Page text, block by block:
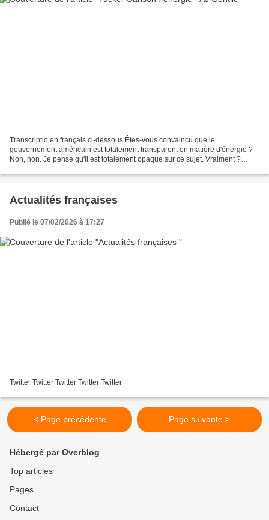
Transcriptio en français ci-dessous Êtes-vous convaincu que le
gouvernement américain est totalement transparent en matière d'énergie ?
Non, non. Je pense qu'il est totalement opaque sur ce sujet. Vraiment ?
Actualités françaises
Publié le 07/02/2026 à 17:27
Twitter Twitter Twitter Twitter Twitter
< Page précédente Page suivante >
Hébergé par Overblog
Top articles
Pages
Contact